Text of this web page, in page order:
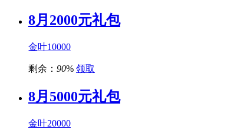
8月2000元礼包
金叶10000
剩余： 90% 领取
8月5000元礼包
金叶20000